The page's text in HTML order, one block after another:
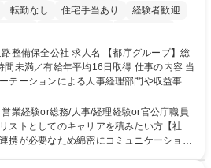
転勤なし 住宅手当あり
経験者歓迎
あり 食事補助あり
人名 【都庁グループ】総
有給年平均16日取得 仕事の内容 当
テーションによる人事経理部門や収益事業
い部署での業務をお任せいたします。研修
す！ ※下記業務詳細 【業務詳細】■
ど当公社の運営に係る管理業務 ■収益部
営、新宿駅西口広場の「イベントコーナ
業経験or総務/人事/経理経験or官公庁職員
ストとしてのキャリアを積みたい方【社
携が必要なため綿密にコミュニケーション